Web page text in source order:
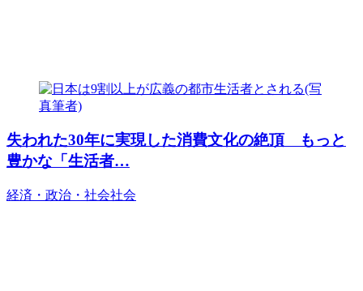
失われた30年に実現した消費文化の絶頂 もっと
豊かな「生活者…
経済・政治・社会社会